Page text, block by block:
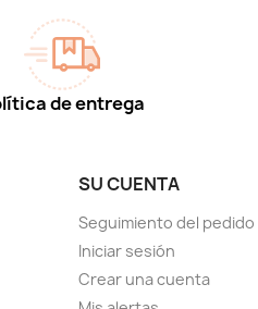
de entrega
SU CUENTA
Seguimiento del pedido
Iniciar sesión
Crear una cuenta